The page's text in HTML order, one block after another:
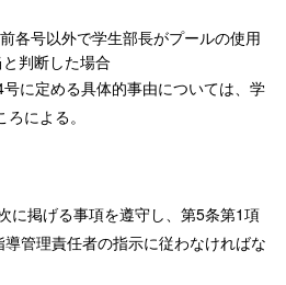
各号以外で学生部長がプールの使用
判断した場合
に定める具体的事由については、学
による。
に掲げる事項を遵守し、第5条第1項
管理責任者の指示に従わなければな